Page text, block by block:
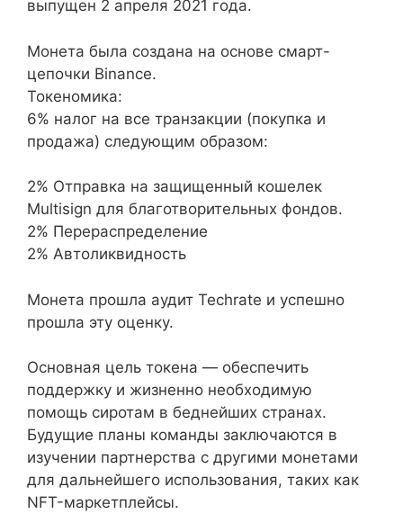
выпущен 2 апреля 2021 года.
Монета была создана на основе смарт-
цепочки Binance.
Токеномика:
6% налог на все транзакции (покупка и
продажа) следующим образом:
2% Отправка на защищенный кошелек
Multisign для благотворительных фондов.
2% Перераспределение
2% Автоликвидность
Монета прошла аудит Techrate и успешно
прошла эту оценку.
Основная цель токена — обеспечить
поддержку и жизненно необходимую
помощь сиротам в беднейших странах.
Будущие планы команды заключаются в
изучении партнерства с другими монетами
для дальнейшего использования, таких как
NFT-маркетплейсы.